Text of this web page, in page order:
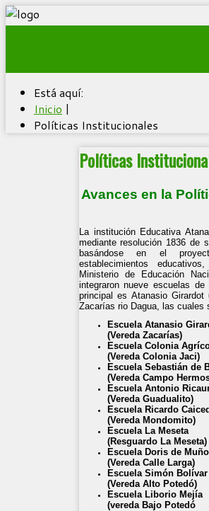
Está aquí:
Inicio |
Políticas Institucionales
Políticas
Avances en la
La institución Educativa
mediante resolución 1836 de
basándose en el
establecimientos
Ministerio de Educación
integraron nueve escuelas
principal es Atanasio
Zacarías rio Dagua, las cuales
Escuela
(Vereda Zacarías)
Escuela Colonia
(Vereda Colonia Jaci)
Escuela
(Vereda Campo
Escuela
(Vereda Guadualito)
Escuela
(Vereda Mondomito)
Escuela
(Resguardo La Meseta)
Escuela
(Vereda Calle Larga)
Escuela
(Vereda Alto Potedó)
Escuela
(vereda Bajo Potedó